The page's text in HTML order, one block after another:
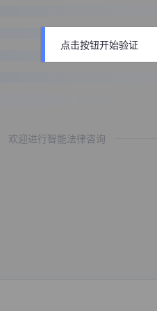
欢迎进行智能法律咨询
点击按钮开始验证